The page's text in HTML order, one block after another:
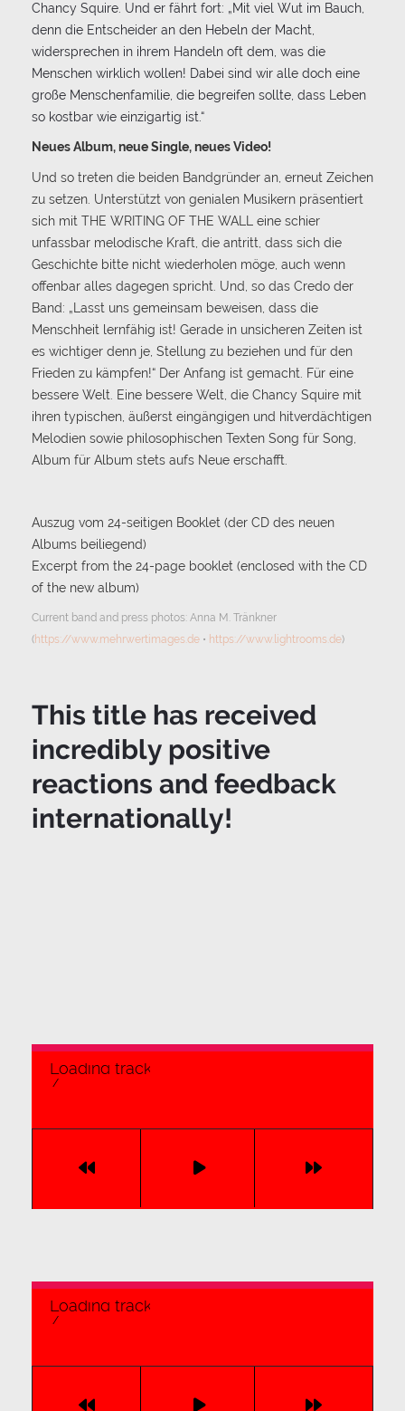
Chancy Squire. Und er fährt fort: „Mit viel Wut im Bauch,
denn die Entscheider an den Hebeln der Macht,
widersprechen in ihrem Handeln oft dem, was die
Menschen wirklich wollen! Dabei sind wir alle doch eine
große Menschenfamilie, die begreifen sollte, dass Leben
so kostbar wie einzigartig ist.“
Neues Album, neue Single, neues Video!
Und so treten die beiden Bandgründer an, erneut Zeichen
zu setzen. Unterstützt von genialen Musikern präsentiert
sich mit THE WRITING OF THE WALL eine schier
unfassbar melodische Kraft, die antritt, dass sich die
Geschichte bitte nicht wiederholen möge, auch wenn
offenbar alles dagegen spricht. Und, so das Credo der
Band: „Lasst uns gemeinsam beweisen, dass die
Menschheit lernfähig ist! Gerade in unsicheren Zeiten ist
es wichtiger denn je, Stellung zu beziehen und für den
Frieden zu kämpfen!“ Der Anfang ist gemacht. Für eine
bessere Welt. Eine bessere Welt, die Chancy Squire mit
ihren typischen, äußerst eingängigen und hitverdächtigen
Melodien sowie philosophischen Texten Song für Song,
Album für Album stets aufs Neue erschafft.
Auszug vom 24-seitigen Booklet (der CD des neuen
Albums beiliegend)
Excerpt from the 24-page booklet (enclosed with the CD
of the new album)
Current band and press photos: Anna M. Tränkner
(https://www.mehrwertimages.de • https://www.lightrooms.de)
This title has received
incredibly positive
reactions and feedback
internationally!
Loading tracks...
/
Loading tracks...
/